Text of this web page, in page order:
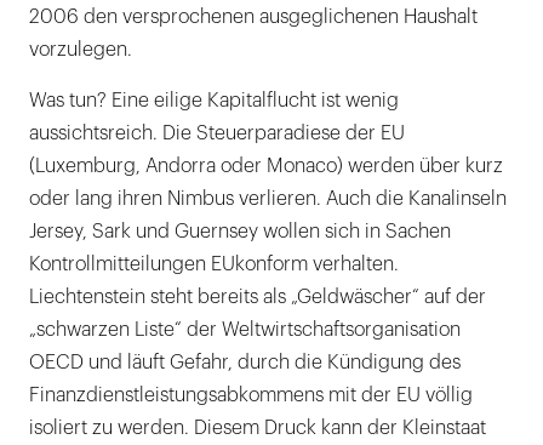
2006 den versprochenen ausgeglichenen Haushalt
vorzulegen.
Was tun? Eine eilige Kapitalflucht ist wenig
aussichtsreich. Die Steuerparadiese der EU
(Luxemburg, Andorra oder Monaco) werden über kurz
oder lang ihren Nimbus verlieren. Auch die Kanalinseln
Jersey, Sark und Guernsey wollen sich in Sachen
Kontrollmitteilungen EUkonform verhalten.
Liechtenstein steht bereits als „Geldwäscher“ auf der
„schwarzen Liste“ der Weltwirtschaftsorganisation
OECD und läuft Gefahr, durch die Kündigung des
Finanzdienstleistungsabkommens mit der EU völlig
isoliert zu werden. Diesem Druck kann der Kleinstaat